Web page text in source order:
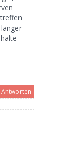
Antworten